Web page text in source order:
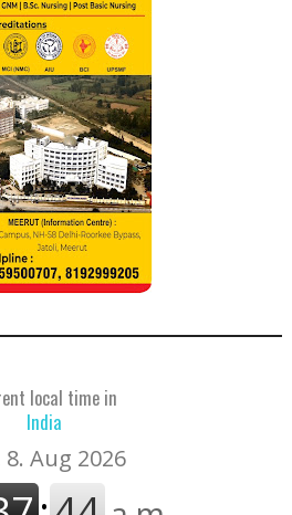
local time in
India